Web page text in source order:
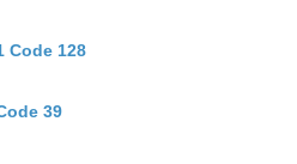
Code 128
39